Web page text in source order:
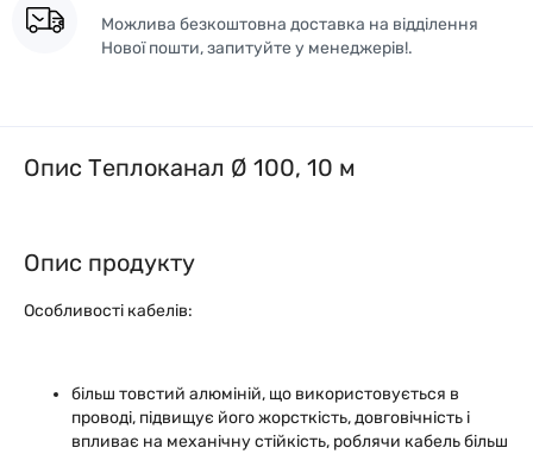
Можлива безкоштовна доставка на відділення
Нової пошти, запитуйте у менеджерів!.
Опис Теплоканал Ø 100, 10 м
Опис продукту
Особливості кабелів:
більш товстий алюміній, що використовується в
проводі, підвищує його жорсткість, довговічність і
впливає на механічну стійкість, роблячи кабель більш